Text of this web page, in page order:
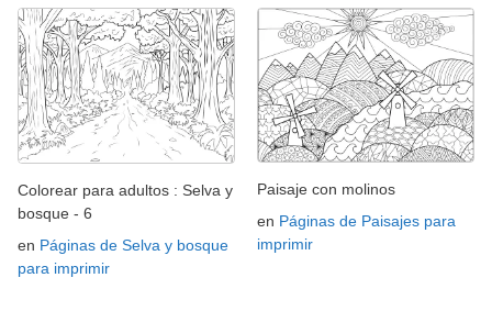
Colorear para adultos : Selva y
bosque - 6
en Páginas de Selva y bosque
para imprimir
Paisaje con molinos
en Páginas de Paisajes para
imprimir